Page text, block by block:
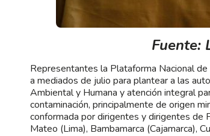
Fuente:
Representantes la Plataforma Nacional
a mediados de julio para plantear a las
Ambiental y Humana y atención integral
contaminación, principalmente de origen
conformada por dirigentes y dirigentes de
Mateo (Lima), Bambamarca (Cajamarca),